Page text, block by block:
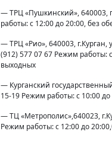
— ТРЦ «Пушкинский», 640003,
работы: с 12:00 до 20:00, без
— ТРЦ «Рио», 640003, г.Курган,
(912) 577 07 67 Режим работы:
выходных
— Курганский
15-19 Режим работы: с 10:00
— ТЦ «Метрополис»,640023,
Режим работы: с 12:00 до